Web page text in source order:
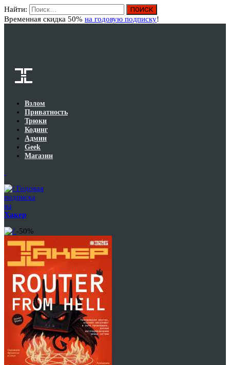
Найти:
Временная скидка 50% на годовую подписку!
Взлом
Приватность
Трюки
Кодинг
Админ
Geek
Магазин
Годовая
подписка
на
Хакер
-50%